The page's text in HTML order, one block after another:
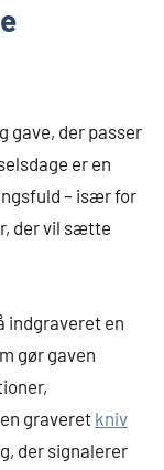
gave, der passer
er en
– især for
der vil sætte
indgraveret en
gør gaven
graveret kniv
der signalerer